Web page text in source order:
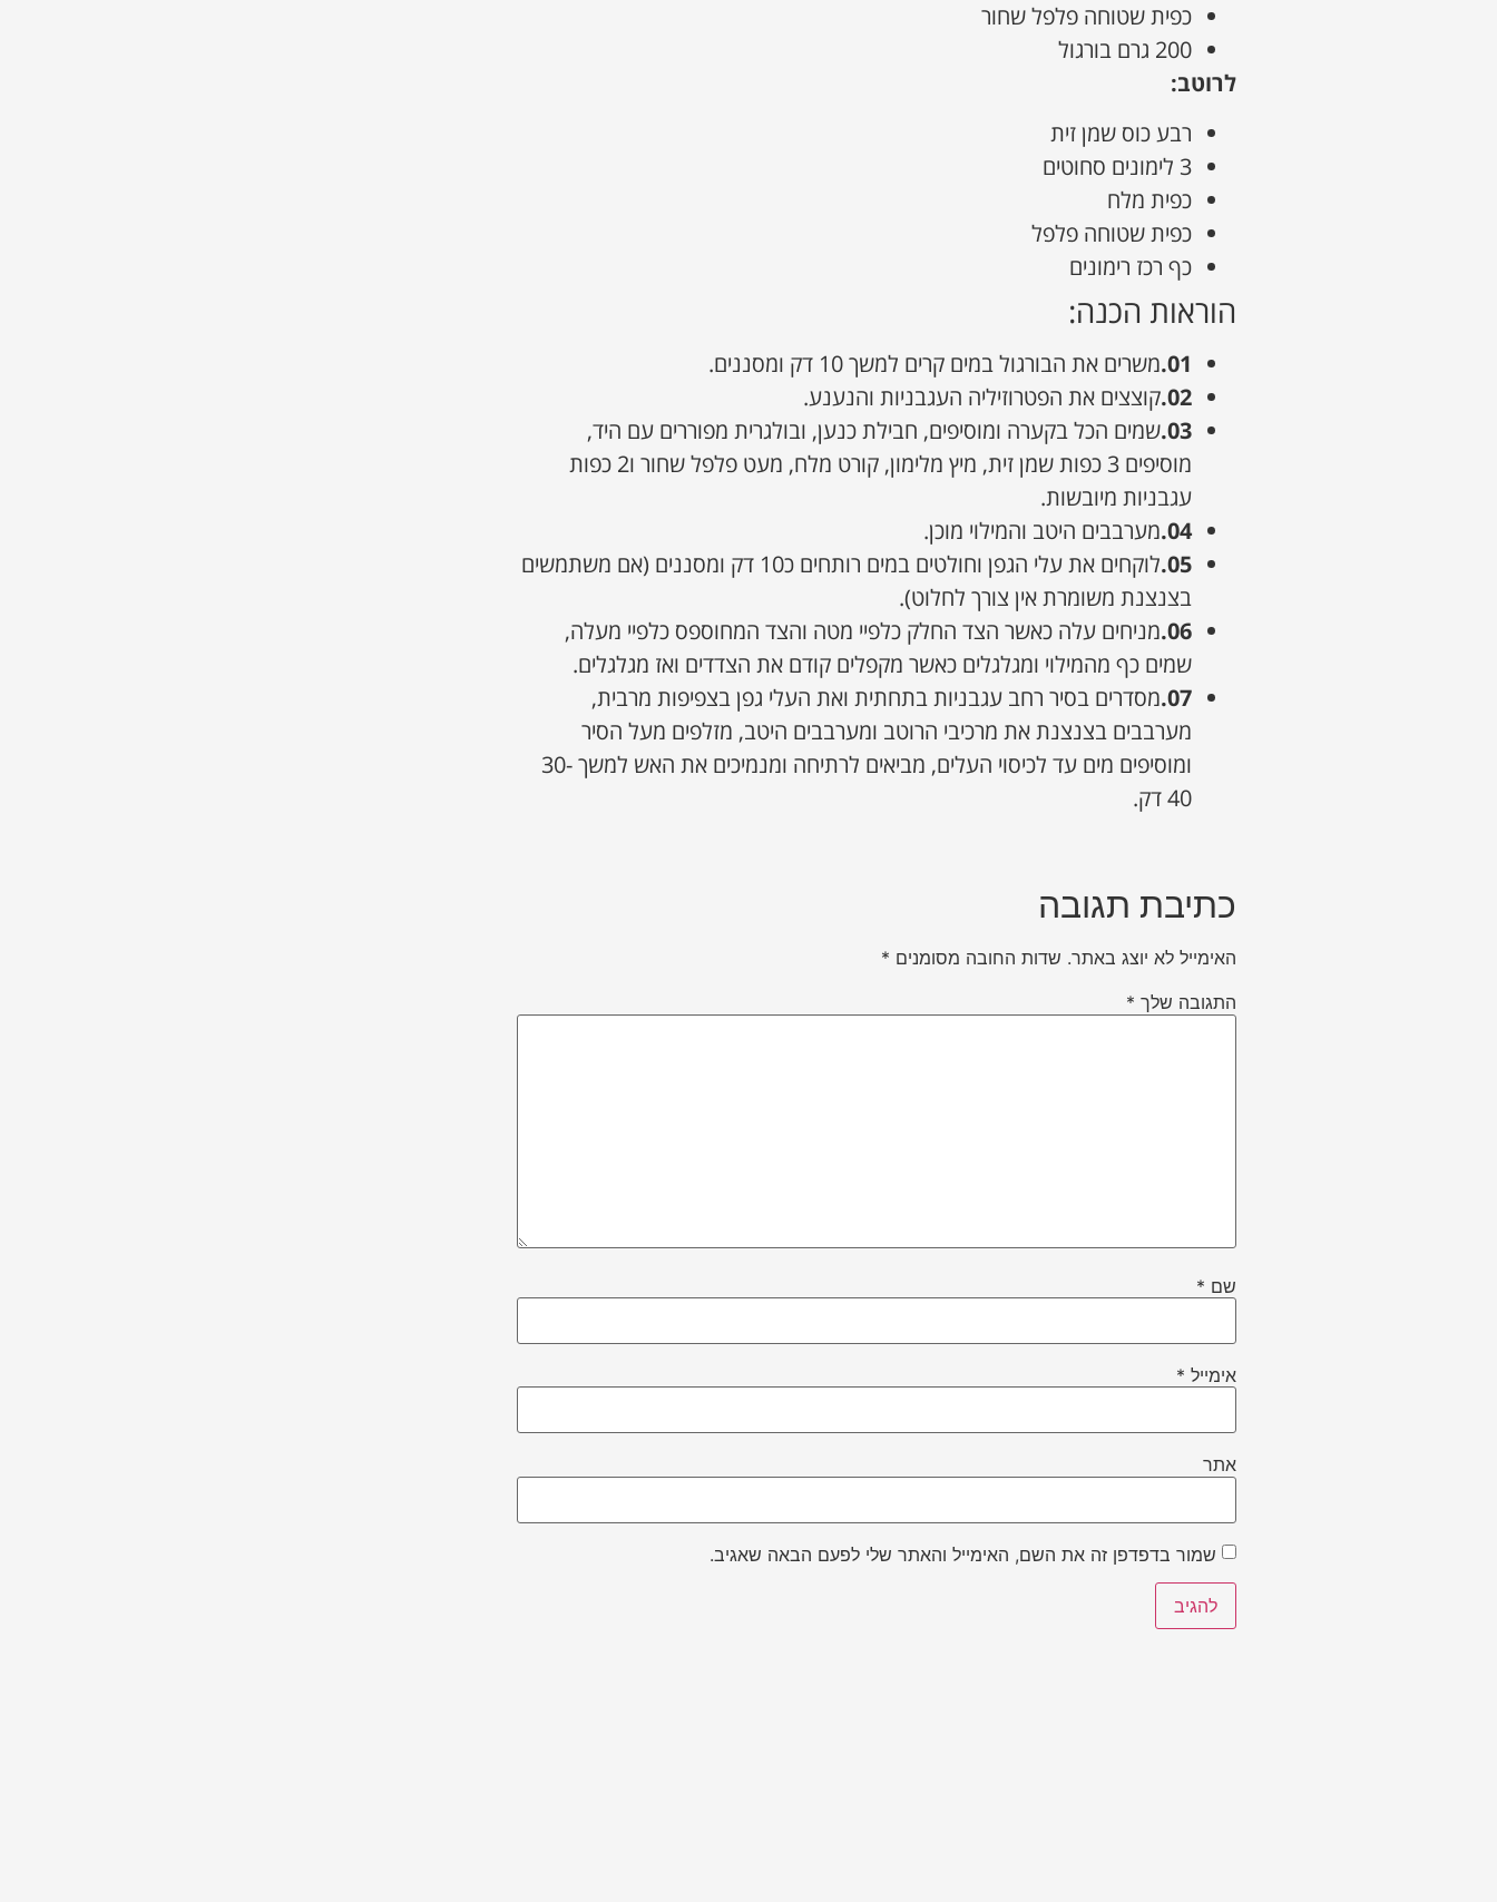
כפית שטוחה פלפל שחור
200 גרם בורגול
לרוטב:
רבע כוס שמן זית
3 לימונים סחוטים
כפית מלח
כפית שטוחה פלפל
כף רכז רימונים
הוראות הכנה:
01. משרים את הבורגול במים קרים למשך 10 דק ומסננים.
02. קוצצים את הפטרוזיליה העגבניות והנענע.
03. שמים הכל בקערה ומוסיפים, חבילת כנען, ובולגרית מפוררים עם היד,
מוסיפים 3 כפות שמן זית, מיץ מלימון, קורט מלח, מעט פלפל שחור ו2 כפות
עגבניות מיובשות.
04. מערבבים היטב והמילוי מוכן.
05.
לוקחים את עלי הגפן וחולטים במים רותחים כ10 דק ומסננים (אם משתמשים
בצנצנת משומרת אין צורך לחלוט).
06. מניחים עלה כאשר הצד החלק כלפיי מטה והצד המחוספס כלפיי מעלה,
שמים כף מהמילוי ומגלגלים כאשר מקפלים קודם את הצדדים ואז מגלגלים.
07. מסדרים בסיר רחב עגבניות בתחתית ואת העלי גפן בצפיפות מרבית,
מערבבים בצנצנת את מרכיבי הרוטב ומערבבים היטב, מזלפים מעל הסיר
ומוסיפים מים עד לכיסוי העלים, מביאים לרתיחה ומנמיכים את האש למשך 30-
40 דק.
כתיבת תגובה
האימייל לא יוצג באתר. שדות החובה מסומנים *
התגובה שלך *
שם *
אימייל *
אתר
שמור בדפדפן זה את השם, האימייל והאתר שלי לפעם הבאה שאגיב.